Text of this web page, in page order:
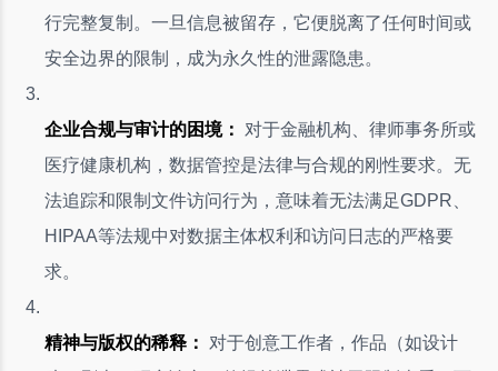
行完整复制。一旦信息被留存，它便脱离了任何时间或
安全边界的限制，成为永久性的泄露隐患。
企业合规与审计的困境：
对于金融机构、律师事务所或
医疗健康机构，数据管控是法律与合规的刚性要求。无
法追踪和限制文件访问行为，意味着无法满足GDPR、
HIPAA等法规中对数据主体权利和访问日志的严格要
求。
精神与版权的稀释：
对于创意工作者，作品（如设计